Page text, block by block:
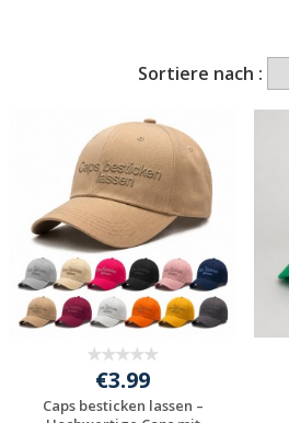
Sortiere nach :
€3.99
Caps besticken lassen –